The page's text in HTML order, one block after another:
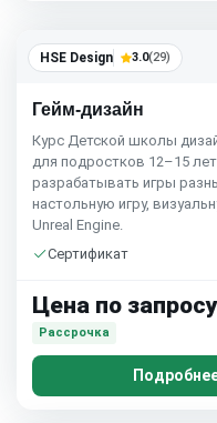
HSE Design 3.0(29)
Гейм-дизайн
Курс Детской школы
для подростков 12–15
разрабатывать игры
настольную игру,
Unreal Engine.
Сертификат
Цена по запросу
Рассрочка